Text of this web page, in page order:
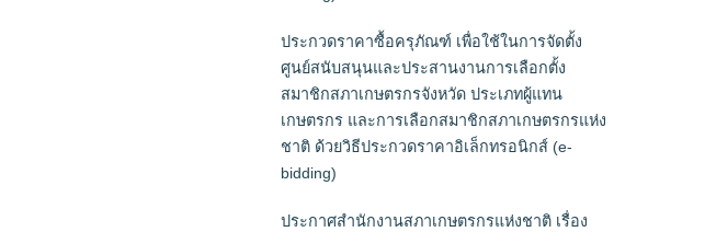
ประกวดราคาซื้อครุภัณฑ์ เพื่อใช้ในการจัดตั้ง
ศูนย์สนับสนุนและประสานงานการเลือกตั้ง
สมาชิกสภาเกษตรกรจังหวัด ประเภทผู้แทน
เกษตรกร และการเลือกสมาชิกสภาเกษตรกรแห่ง
ชาติ ด้วยวิธีประกวดราคาอิเล็กทรอนิกส์ (e-
bidding)
ประกาศสำนักงานสภาเกษตรกรแห่งชาติ เรื่อง